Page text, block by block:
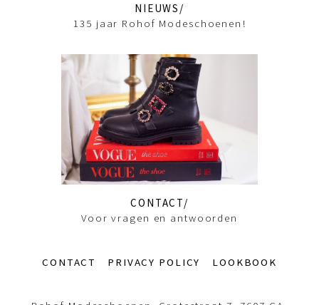
NIEUWS
135 jaar Rohof Modeschoenen!
CONTACT
Voor vragen en antwoorden
Footer-CONTACT PRIVACY POLICY LOOKBOOK